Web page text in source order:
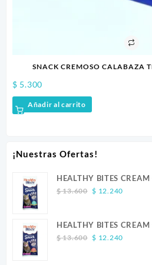
SNACK CREMOSO CALABAZA
$ 5.300
Añadir al carrito
¡Nuestras Ofertas!
HEALTHY BITES
$13.600 Original
$ 13.600.
$ 12.240Current
$
HEALTHY BITES
$13.600 Original
$ 12.240Current